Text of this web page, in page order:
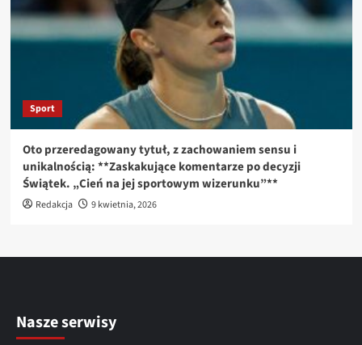
Sport
Oto przeredagowany tytuł, z zachowaniem sensu i
unikalnością: **Zaskakujące komentarze po decyzji
Świątek. „Cień na jej sportowym wizerunku”**
Redakcja 9 kwietnia, 2026
Nasze serwisy